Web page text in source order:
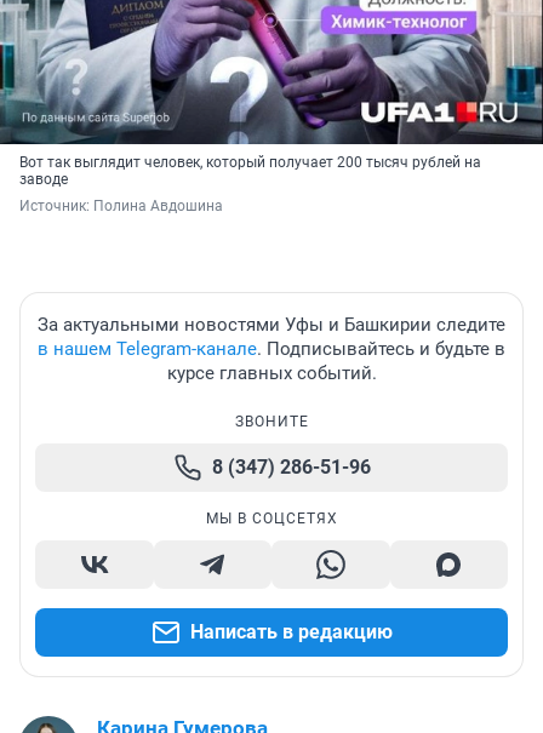
Вот так выглядит человек, который получает 200 тысяч рублей на
заводе
Источник: Полина Авдошина
За актуальными новостями Уфы и Башкирии следите
в нашем Telegram-канале. Подписывайтесь и будьте в
курсе главных событий.
ЗВОНИТЕ
8 (347) 286-51-96
МЫ В СОЦСЕТЯХ
Написать в редакцию